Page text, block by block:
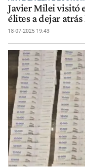
Javier Milei visitó
élites a dejar
18-07-2025 19:43